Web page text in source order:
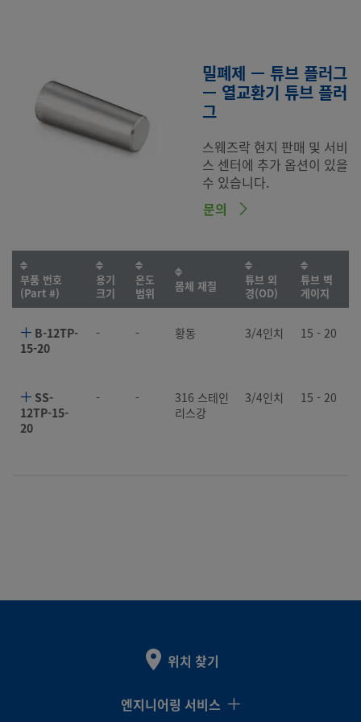
밀폐제 — 튜브 플러그
— 열교환기 튜브 플러
그
스웨즈락 현지 판매 및 서비
스 센터에 추가 옵션이 있을
수 있습니다.
문의
부품 번호
(Part #)
용기
크기
온도
범위
몸체 재질
튜브 외
경(OD)
튜브 벽
게이지
B-12TP-
15-20
- - 황동 3/4인치 15 - 20
SS-
12TP-15-
20
- -
316 스테인
리스강
3/4인치 15 - 20
위치 찾기
엔지니어링 서비스